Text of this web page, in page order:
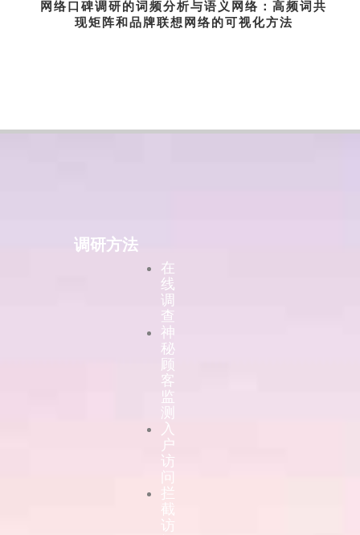
网络口碑调研的词频分析与语义网络：高频词共
现矩阵和品牌联想网络的可视化方法
调研方法
在
线
调
查
神
秘
顾
客
监
测
入
户
访
问
拦
截
访